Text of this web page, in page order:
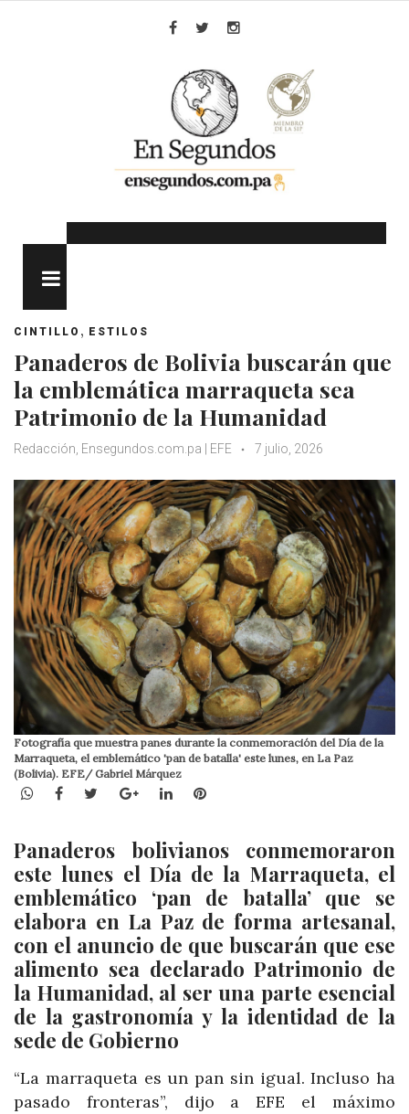
CINTILLO , ESTILOS
Panaderos de Bolivia buscarán que
la emblemática marraqueta sea
Patrimonio de la Humanidad
Redacción, Ensegundos.com.pa | EFE 7 julio, 2026
Fotografía que muestra panes durante la conmemoración del Día de la
Marraqueta, el emblemático 'pan de batalla' este lunes, en La Paz
(Bolivia). EFE/ Gabriel Márquez
WhatsApp
Facebook
TwitterGoogle+LinkedInPinterest
Panaderos bolivianos conmemoraron
este lunes el Día de la Marraqueta, el
emblemático ‘pan de batalla’ que se
elabora en La Paz de forma artesanal,
con el anuncio de que buscarán que ese
alimento sea declarado Patrimonio de
la Humanidad, al ser una parte esencial
de la gastronomía y la identidad de la
sede de Gobierno
“La marraqueta es un pan sin igual. Incluso ha
pasado fronteras”, dijo a EFE el máximo